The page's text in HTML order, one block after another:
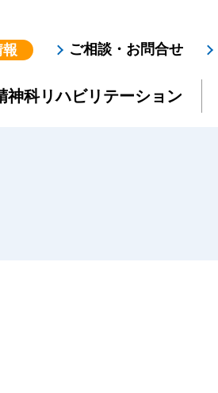
ご相談・お問合せ
神科リハビリテーション